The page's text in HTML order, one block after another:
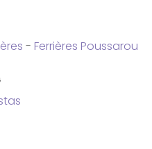
- Ferrières Poussarou